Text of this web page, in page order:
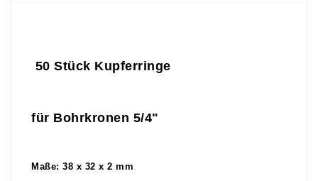
50 Stück Kupferringe
für Bohrkronen 5/4"
Maße: 38 x 32 x 2 mm